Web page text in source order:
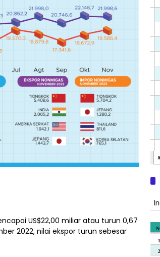
US$22,00 miliar atau turun 0,67
2022, nilai ekspor turun sebesar